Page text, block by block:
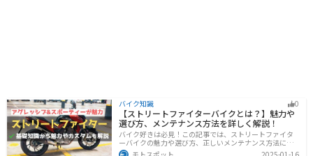
バイク知識 0
【ストリートファイターバイクとは？】魅力や
選び方、メンテナンス方法を詳しく解説！
バイク好きは必見！この記事では、ストリートファイタ
ーバイクの魅力や選び方、正しいメンテナンス方法につ
いて解説しています。実はストリートファイターバイク